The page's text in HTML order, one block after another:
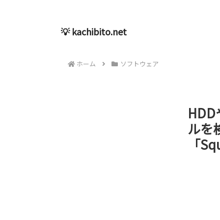
💡 kachibito.net
ホーム ソフトウェア
ルを
「